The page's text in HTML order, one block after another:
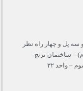
سه پل و چهار راه نظر
زرشک) و۱۴ (باغ ارم) – ساختمان ترنج-
– واحد ۳۲